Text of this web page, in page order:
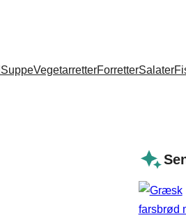
SuppeVegetarretterForretterSalater